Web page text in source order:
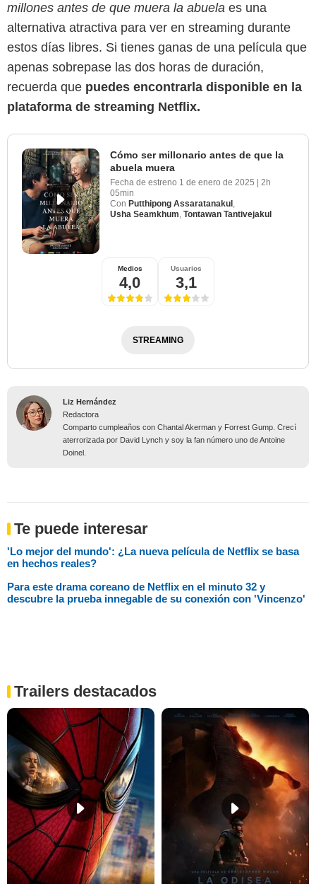
millones antes de que muera la abuela es una
alternativa atractiva para ver en streaming durante
estos días libres. Si tienes ganas de una película que
apenas sobrepase las dos horas de duración,
recuerda que puedes encontrarla disponible en la
plataforma de streaming Netflix.
Cómo ser millonario antes de que la
abuela muera
Fecha de estreno 1 de enero de 2025
2h
05min
Con Putthipong Assaratanakul ,
Usha Seamkhum, Tontawan Tantivejakul
Medios
4,0
Usuarios
3,1
STREAMING
Liz Hernández
Redactora
Comparto cumpleaños con Chantal Akerman y Forrest Gump. Crecí
aterrorizada por David Lynch y soy la fan número uno de Antoine
Doinel.
Te puede interesar
'Lo mejor del mundo': ¿La nueva película de Netflix se basa
en hechos reales?
Para este drama coreano de Netflix en el minuto 32 y
descubre la prueba innegable de su conexión con 'Vincenzo'
Trailers destacados